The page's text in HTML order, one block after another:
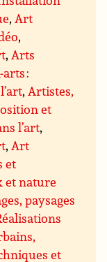
,Art
,
,Arts
:
,Artistes,
et
l’art,
,Art
et
et nature
paysages
et